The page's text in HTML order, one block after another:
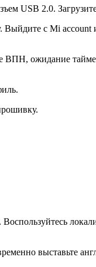
USB 2.0.
с Mi account
ВПН, ожидание
выставьте